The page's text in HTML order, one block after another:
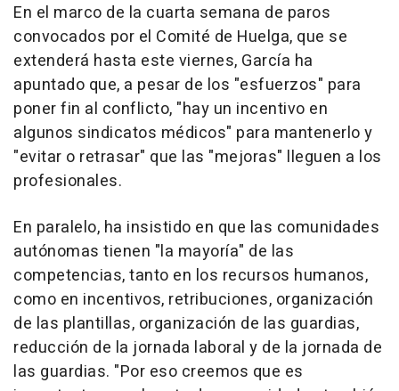
En el marco de la cuarta semana de paros
convocados por el Comité de Huelga, que se
extenderá hasta este viernes, García ha
apuntado que, a pesar de los "esfuerzos" para
poner fin al conflicto, "hay un incentivo en
algunos sindicatos médicos" para mantenerlo y
"evitar o retrasar" que las "mejoras" lleguen a los
profesionales.
En paralelo, ha insistido en que las comunidades
autónomas tienen "la mayoría" de las
competencias, tanto en los recursos humanos,
como en incentivos, retribuciones, organización
de las plantillas, organización de las guardias,
reducción de la jornada laboral y de la jornada de
las guardias. "Por eso creemos que es